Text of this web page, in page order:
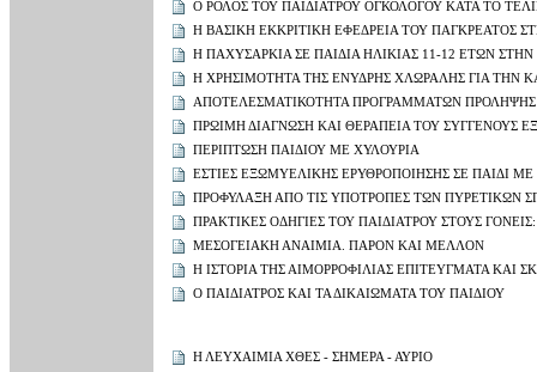
Ο ΡΟΛΟΣ ΤΟΥ ΠΑΙΔΙΑΤΡΟΥ ΟΓΚΟΛΟΓΟΥ ΚΑΤΑ ΤΟ
Η ΒΑΣΙΚΗ ΕΚΚΡΙΤΙΚΗ ΕΦΕΔΡΕΙΑ ΤΟΥ ΠΑΓΚΡΕΑΤΟΣ
Η ΠΑΧΥΣΑΡΚΙΑ ΣΕ ΠΑΙΔΙΑ ΗΛΙΚΙΑΣ 11-12 ΕΤΩΝ
Η ΧΡΗΣΙΜΟΤΗΤΑ ΤΗΣ ΕΝΥΔΡΗΣ ΧΛΩΡΑΛΗΣ ΓΙΑ ΤΗΝ
ΑΠΟΤΕΛΕΣΜΑΤΙΚΟΤΗΤΑ ΠΡΟΓΡΑΜΜΑΤΩΝ ΠΡΟΛΗΨΗΣ
ΠΡΩΙΜΗ ΔΙΑΓΝΩΣΗ ΚΑΙ ΘΕΡΑΠΕΙΑ ΤΟΥ ΣΥΓΓΕΝΟΥΣ
ΠΕΡΙΠΤΩΣΗ ΠΑΙΔΙΟΥ ΜΕ ΧΥΛΟΥΡΙΑ
ΕΣΤΙΕΣ ΕΞΩΜΥΕΛΙΚΗΣ ΕΡΥΘΡΟΠΟΙΗΣΗΣ ΣΕ ΠΑΙΔΙ
ΠΡΟΦΥΛΑΞΗ ΑΠΟ ΤΙΣ ΥΠΟΤΡΟΠΕΣ ΤΩΝ ΠΥΡΕΤΙΚΩΝ
ΠΡΑΚΤΙΚΕΣ ΟΔΗΓΙΕΣ ΤΟΥ ΠΑΙΔΙΑΤΡΟΥ ΣΤΟΥΣ
ΜΕΣΟΓΕΙΑΚΗ ΑΝΑΙΜΙΑ. ΠΑΡΟΝ ΚΑΙ ΜΕΛΛΟΝ
Η ΙΣΤΟΡΙΑ ΤΗΣ ΑΙΜΟΡΡΟΦΙΛΙΑΣ ΕΠΙΤΕΥΓΜΑΤΑ ΚΑΙ
Ο ΠΑΙΔΙΑΤΡΟΣ ΚΑΙ ΤΑ ΔΙΚΑΙΩΜΑΤΑ ΤΟΥ ΠΑΙΔΙΟΥ
Η ΛΕΥΧΑΙΜΙΑ ΧΘΕΣ - ΣΗΜΕΡΑ - ΑΥΡΙΟ